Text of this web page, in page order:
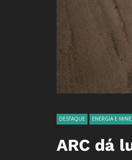
DESTAQUE ENERGIA E
ARC dá